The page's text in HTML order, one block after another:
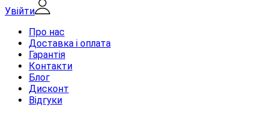
Увійти
Про нас
Доставка і оплата
Гарантія
Контакти
Блог
Дисконт
Відгуки